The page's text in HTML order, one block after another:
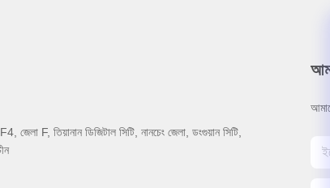
জেলা F, তিয়ানান ডিজিটাল সিটি, নানচেং জেলা, ডংগুয়ান সিটি,